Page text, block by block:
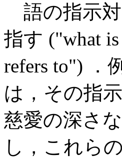
語の指示対
指す ("what is
refers to") ．
は，その指
慈愛の深さ
し，これら